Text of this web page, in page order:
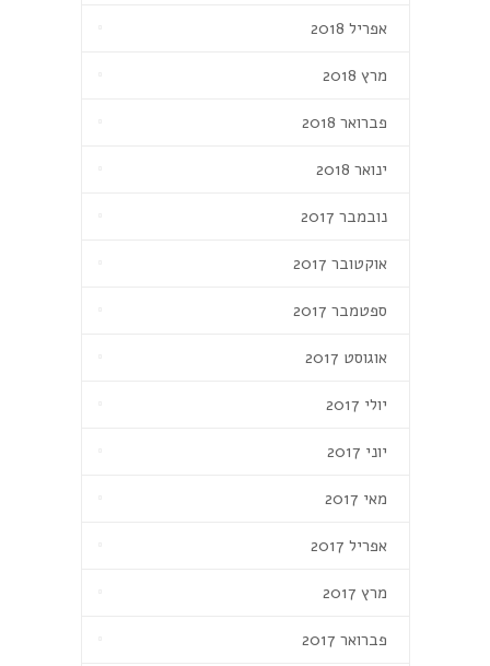
אפריל 2018
מרץ 2018
פברואר 2018
ינואר 2018
נובמבר 2017
אוקטובר 2017
ספטמבר 2017
אוגוסט 2017
יולי 2017
יוני 2017
מאי 2017
אפריל 2017
מרץ 2017
פברואר 2017